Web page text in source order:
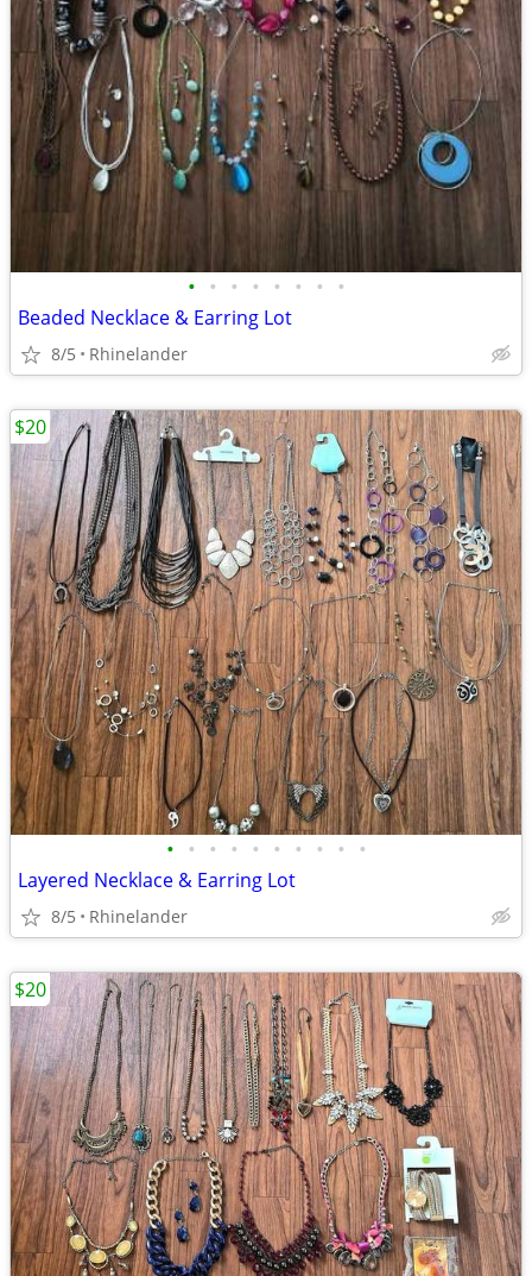
• • • • • • • •
Beaded Necklace & Earring Lot
8/5 Rhinelander
• • • • • • • • • •
Layered Necklace & Earring Lot
8/5 Rhinelander
$20
$20